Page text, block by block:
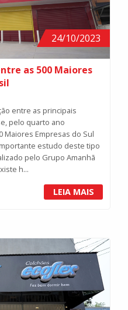
24/10/2023
as 500 Maiores
entre as principais
pelo quarto ano
Maiores Empresas do Sul
estudo deste tipo
pelo Grupo Amanhã
h...
LEIA MAIS